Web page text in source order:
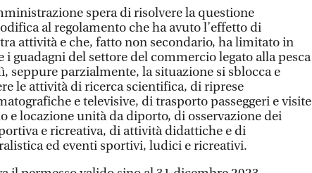
spera di risolvere la questione
al regolamento che ha avuto l’effetto di
attività e che, fatto non secondario, ha limitato in
i guadagni del settore del commercio legato alla pesca
seppure parzialmente, la situazione si sblocca e
le attività di ricerca scientifica, di riprese
e televisive, di trasporto passeggeri e visite
e locazione unità da diporto, di osservazione dei
e ricreativa, di attività didattiche e di
ed eventi sportivi, ludici e ricreativi.